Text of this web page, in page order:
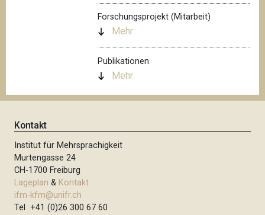
Forschungsprojekt (Mitarbeit)
Mehr
Publikationen
Mehr
Kontakt
Institut für Mehrsprachigkeit
Murtengasse 24
CH-1700 Freiburg
Lageplan & Kontakt
ifm-kfm@unifr.ch
Tel +41 (0)26 300 67 60